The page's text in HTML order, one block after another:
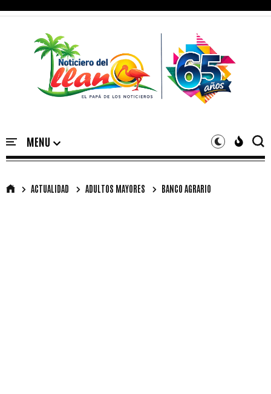
ACTUALIDAD ADULTOS MAYORES BANCO AGRARIO